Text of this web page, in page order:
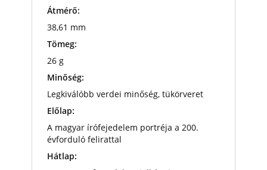
Átmérő:
38,61 mm
Tömeg:
26 g
Minőség:
Legkiválóbb verdei minőség, tükörveret
Előlap:
A magyar írófejedelem portréja a 200.
évforduló felirattal
Hátlap: